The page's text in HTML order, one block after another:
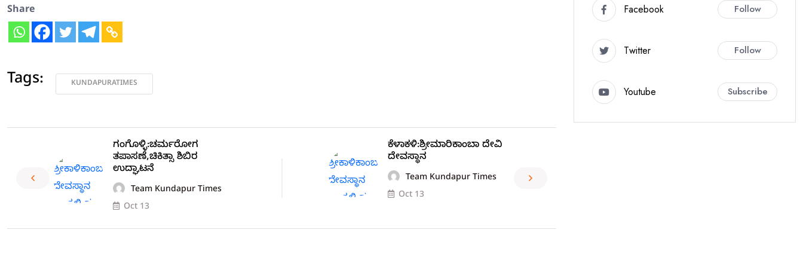
Share
Tags: KUNDAPURATIMES
ಗಂಗೊಳ್ಳಿ:ಚರ್ಮರೋಗ
ತಪಾಸಣೆ,ಚಿಕಿತ್ಸಾ ಶಿಬಿರ
ಉದ್ಘಾಟನೆ
Team Kundapur Times
Oct 13
ಕೆಳಾಕಳಿ:ಶ್ರೀಮಾರಿಕಾಂಬಾ ದೇವಿ
ದೇವಸ್ಥಾನ
Team Kundapur Times
Oct 13
Facebook Follow
Twitter Follow
Youtube Subscribe